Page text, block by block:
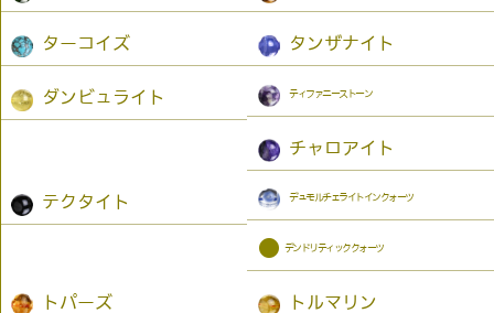
ターコイズ タンザナイト
ダンビュライト ティファニーストーン
チャロアイト
テクタイト デュモルチェライトインクォーツ
● デンドリティッククォーツ
トパーズ トルマリン